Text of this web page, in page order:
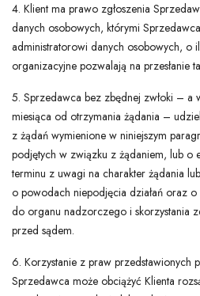
4. Klient ma prawo zgłoszenia
danych osobowych, którymi
administratorowi danych osobowych, o
organizacyjne pozwalają na przesłanie
5. Sprzedawca bez zbędnej zwłoki – a
miesiąca od otrzymania żądania –
z żądań wymienione w niniejszym
podjętych w związku z żądaniem, lub o
terminu z uwagi na charakter żądania
o powodach niepodjęcia działań oraz
do organu nadzorczego i skorzystania
przed sądem.
6. Korzystanie z praw przedstawionych
Sprzedawca może obciążyć Klienta